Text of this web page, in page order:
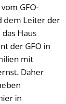
GFO-
dem Leiter der
Haus
der GFO in
mit
Daher
in